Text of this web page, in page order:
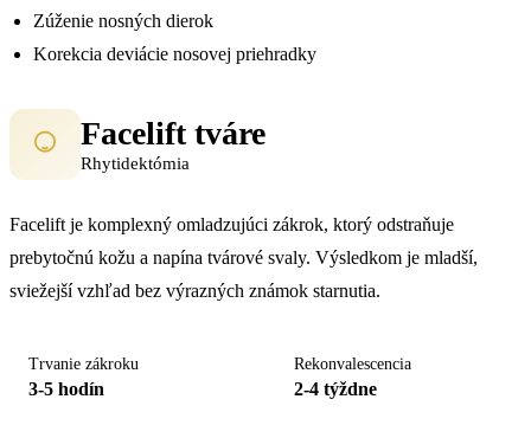
Zúženie nosných dierok
Korekcia deviácie nosovej priehradky
Facelift tváre
Rhytidektómia
Facelift je komplexný omladzujúci zákrok, ktorý odstraňuje
prebytočnú kožu a napína tvárové svaly. Výsledkom je mladší,
sviežejší vzhľad bez výrazných známok starnutia.
Trvanie zákroku
3-5 hodín
Rekonvalescencia
2-4 týždne